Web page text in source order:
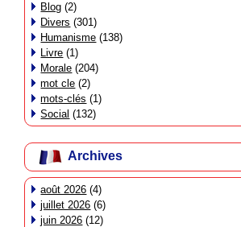
Blog (2)
Divers (301)
Humanisme (138)
Livre (1)
Morale (204)
mot cle (2)
mots-clés (1)
Social (132)
Archives
août 2026 (4)
juillet 2026 (6)
juin 2026 (12)